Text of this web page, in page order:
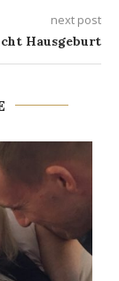
next post
Hausgeburt